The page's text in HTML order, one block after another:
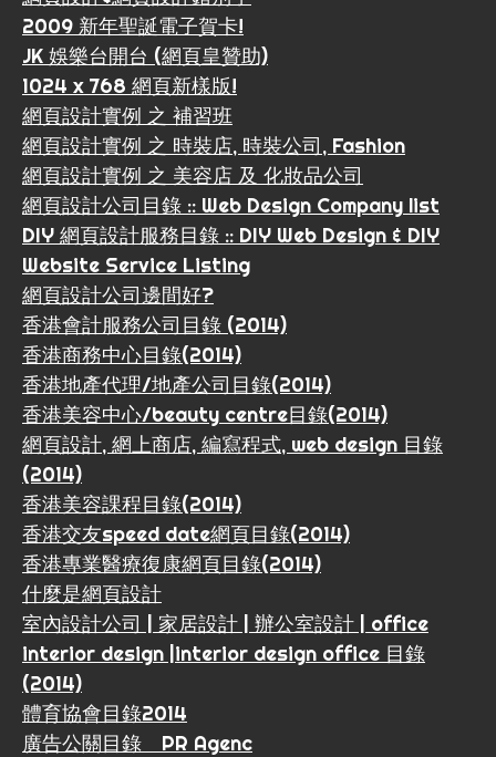
2009 新年聖誕電子賀卡!
JK 娛樂台開台 (網頁皇贊助)
1024 x 768 網頁新樣版!
網頁設計實例 之 補習班
網頁設計實例 之 時裝店, 時裝公司, Fashion
網頁設計實例 之 美容店 及 化妝品公司
網頁設計公司目錄 :: Web Design Company list
DIY 網頁設計服務目錄 :: DIY Web Design & DIY
Website Service Listing
網頁設計公司邊間好?
香港會計服務公司目錄 (2014)
香港商務中心目錄(2014)
香港地產代理/地產公司目錄(2014)
香港美容中心/beauty centre目錄(2014)
網頁設計, 網上商店, 編寫程式, web design 目錄
(2014)
香港美容課程目錄(2014)
香港交友speed date網頁目錄(2014)
香港專業醫療復康網頁目錄(2014)
什麼是網頁設計
室內設計公司 | 家居設計 | 辦公室設計 | office
interior design |interior design office 目錄
(2014)
體育協會目錄2014
廣告公關目錄 PR Agenc